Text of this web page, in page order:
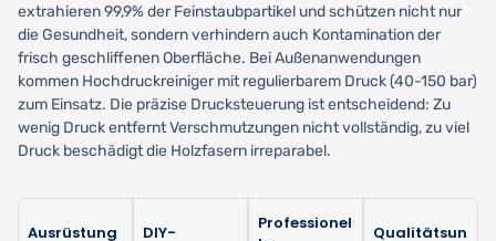
extrahieren 99,9% der Feinstaubpartikel und schützen nicht nur
die Gesundheit, sondern verhindern auch Kontamination der
frisch geschliffenen Oberfläche. Bei Außenanwendungen
kommen Hochdruckreiniger mit regulierbarem Druck (40-150 bar)
zum Einsatz. Die präzise Drucksteuerung ist entscheidend: Zu
wenig Druck entfernt Verschmutzungen nicht vollständig, zu viel
Druck beschädigt die Holzfasern irreparabel.
Ausrüstung
DIY-
Professionel
Qualitätsun